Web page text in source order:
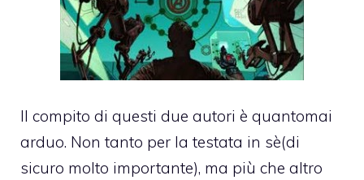
Il compito di questi due autori è quantomai
arduo. Non tanto per la testata in sè(di
sicuro molto importante), ma più che altro